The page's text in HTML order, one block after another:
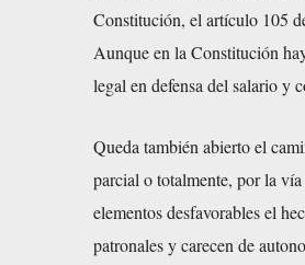
Constitución, el artículo 105
Aunque en la Constitución
legal en defensa del salario y
Queda también abierto el
parcial o totalmente, por la
elementos desfavorables el
patronales y carecen de